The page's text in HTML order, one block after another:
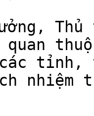
Thủ
các